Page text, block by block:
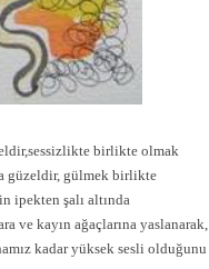
birlikte olmak
güzeldir, gülmek birlikte
ipekten şalı altında
ve kayın ağaçlarına yaslanarak,
kadar yüksek sesli olduğunu